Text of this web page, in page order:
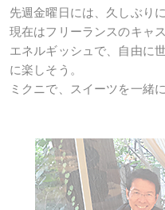
先週金曜日には、久しぶり
現在はフリーランスのキャス
エネルギッシュで、自由に
に楽しそう。
ミクニで、スイーツを一緒